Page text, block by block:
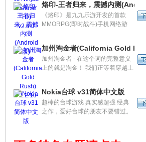
烙印-王者归来，震撼内测
《烙印》是九九乐游开发的首款
MMORPG(即时战斗)手机网络游
个真正将PC网游的游戏画面呈现在
手机网游里的颠覆之作。游戏中存
在两大阵营，其中包括人类、精灵
信仰和渊源。
加州淘金者(California Gold
加州淘金者 - 在这个词的完整意义
上的就是淘金！ 我们正等着穿越土
人的旅程。沿途你将要经过许多周
围设置的陷阱，你必须冒险去摧毁
敌人试图阻止我们的所有陷阱，最
Nokia台球 v31简体中文版
超棒的台球游戏 真实感超强 经典
之作，爱好台球的朋友不要错过。